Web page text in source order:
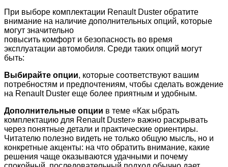
При выборе комплектации Renault Duster обратите
внимание на наличие дополнительных опций, которые
могут значительно
повысить комфорт и безопасность во время
эксплуатации автомобиля. Среди таких опций могут
быть:
Выбирайте опции, которые соответствуют вашим
потребностям и предпочтениям, чтобы сделать вождение
на Renault Duster еще более приятным и удобным.
Дополнительные опции в теме «Как ыбрать
комплектацию для Renault Duster» важно раскрывать
через понятные детали и практические ориентиры.
Читателю полезно видеть не только общую мысль, но и
конкретные акценты: на что обратить внимание, какие
решения чаще оказываются удачными и почему